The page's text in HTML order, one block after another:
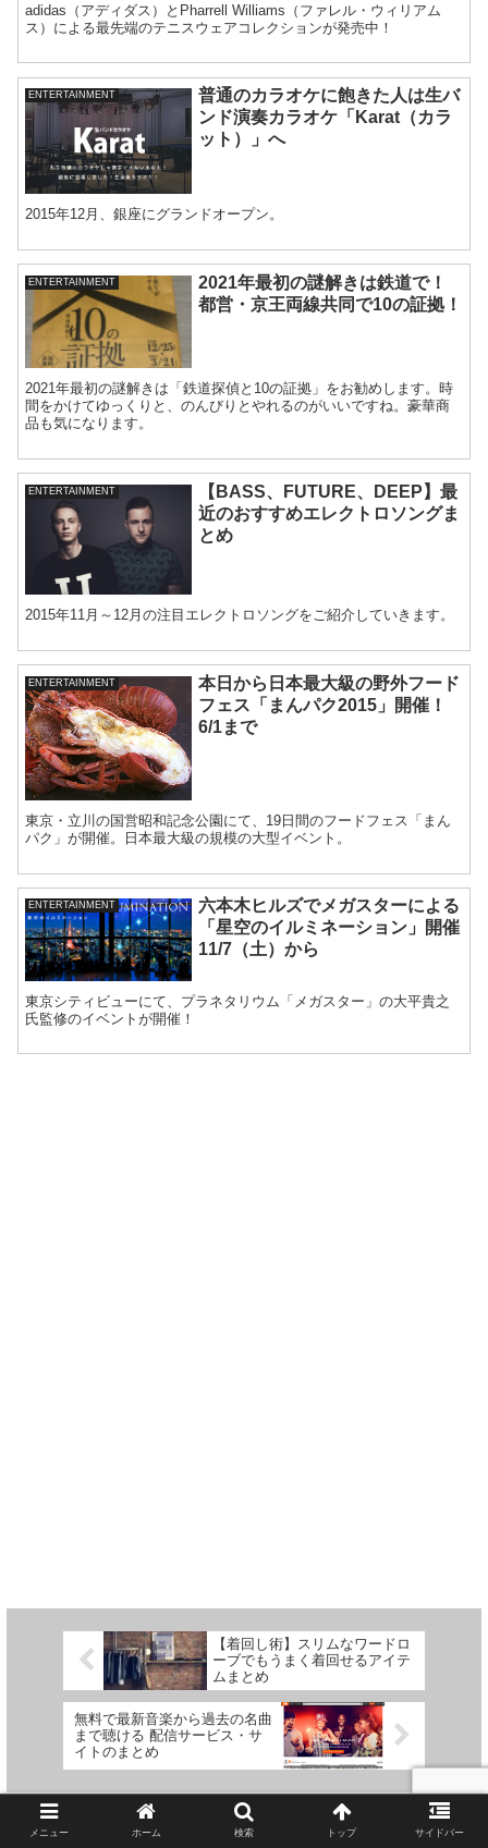
adidas（アディダス）とPharrell Williams（ファレル・ウィリアム
ス）による最先端のテニスウェアコレクションが発売中！
ENTERTAINMENT
普通のカラオケに飽きた人は生バ
ンド演奏カラオケ「Karat（カラ
ット）」へ
2015年12月、銀座にグランドオープン。
ENTERTAINMENT
2021年最初の謎解きは鉄道で！
都営・京王両線共同で10の証拠！
2021年最初の謎解きは「鉄道探偵と10の証拠」をお勧めします。時
間をかけてゆっくりと、のんびりとやれるのがいいですね。豪華商
品も気になります。
ENTERTAINMENT
【BASS、FUTURE、DEEP】最
近のおすすめエレクトロソングま
とめ
2015年11月～12月の注目エレクトロソングをご紹介していきます。
ENTERTAINMENT
本日から日本最大級の野外フード
フェス「まんパク2015」開催！
6/1まで
東京・立川の国営昭和記念公園にて、19日間のフードフェス「まん
パク」が開催。日本最大級の規模の大型イベント。
ENTERTAINMENT
六本木ヒルズでメガスターによる
「星空のイルミネーション」開催
11/7（土）から
東京シティビューにて、プラネタリウム「メガスター」の大平貴之
氏監修のイベントが開催！
【着回し術】スリムなワードロ
ーブでもうまく着回せるアイテ
ムまとめ
無料で最新音楽から過去の名曲
まで聴ける 配信サービス・サ
イトのまとめ
ホーム ENTERTAINMENT
メニュー ホーム 検索 トップ サイドバー